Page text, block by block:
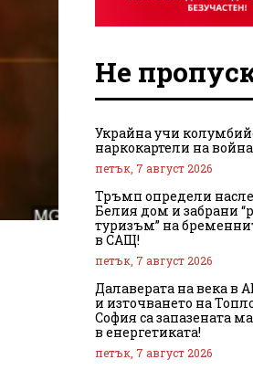
Не
Украйна учи
наркокартели на
петък, 7 август 2026
Тръмп определи
Белия дом и забрани
туризъм” на
в САЩ!
петък, 7 август 2026
Далаверата на века в
и източването на
София са запазената
в енергетиката!
петък, 7 август 2026